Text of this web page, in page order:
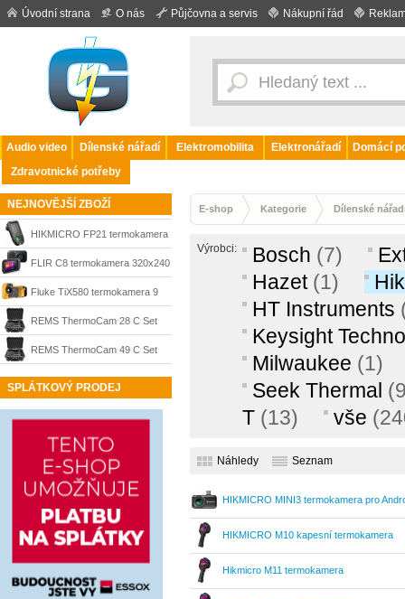
Úvodní strana O nás Půjčovna a servis Nákupní řád
Audio video Dílenské nářadí Elektromobilita Elektronářadí
Domácí
Zdravotnické potřeby
NEJNOVĚJŠÍ ZBOŽÍ
HIKMICRO FP21 termokamera
pro hasiče
FLIR C8 termokamera 320x240
px, 9 Hz, WLAN, -20°C až
450°C, 18801-0101
Fluke TiX580 termokamera 9
Hz
REMS ThermoCam 28 C Set
elektronická termokamera,
176030
REMS ThermoCam 49 C Set
elektronická termokamera,
SPLÁTKOVÝ PRODEJ
E-shop Kategorie Dílenské
Výrobci: Bosch (7)
Hazet (1)
HT Instruments
Keysight
Milwaukee (1)
Seek Thermal
T (13) vše
Náhledy Seznam
HIKMICRO MINI3 termokamera pro
HIKMICRO M10 kapesní termokamera
Hikmicro M11 termokamera